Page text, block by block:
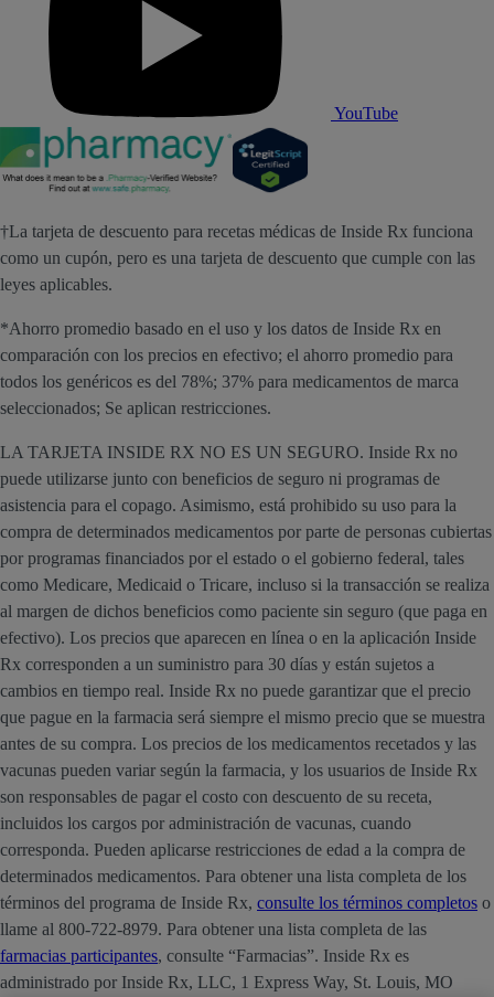
YouTube
†La tarjeta de descuento para recetas médicas de Inside Rx funciona
como un cupón, pero es una tarjeta de descuento que cumple con las
leyes aplicables.
*Ahorro promedio basado en el uso y los datos de Inside Rx en
comparación con los precios en efectivo; el ahorro promedio para
todos los genéricos es del 78%; 37% para medicamentos de marca
seleccionados; Se aplican restricciones.
LA TARJETA INSIDE RX NO ES UN SEGURO. Inside Rx no
puede utilizarse junto con beneficios de seguro ni programas de
asistencia para el copago. Asimismo, está prohibido su uso para la
compra de determinados medicamentos por parte de personas cubiertas
por programas financiados por el estado o el gobierno federal, tales
como Medicare, Medicaid o Tricare, incluso si la transacción se realiza
al margen de dichos beneficios como paciente sin seguro (que paga en
efectivo). Los precios que aparecen en línea o en la aplicación Inside
Rx corresponden a un suministro para 30 días y están sujetos a
cambios en tiempo real. Inside Rx no puede garantizar que el precio
que pague en la farmacia será siempre el mismo precio que se muestra
antes de su compra. Los precios de los medicamentos recetados y las
vacunas pueden variar según la farmacia, y los usuarios de Inside Rx
son responsables de pagar el costo con descuento de su receta,
incluidos los cargos por administración de vacunas, cuando
corresponda. Pueden aplicarse restricciones de edad a la compra de
determinados medicamentos. Para obtener una lista completa de los
términos del programa de Inside Rx, consulte los términos completos o
llame al 800-722-8979. Para obtener una lista completa de las
farmacias participantes, consulte “Farmacias”. Inside Rx es
administrado por Inside Rx, LLC, 1 Express Way, St. Louis, MO